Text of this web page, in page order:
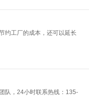
约工厂的成本，还可以延长
队，24小时联系热线：135-